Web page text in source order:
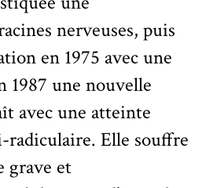
nerveuses, puis
en 1975 avec une
1987 une nouvelle
avec une atteinte
Elle souffre
grave et